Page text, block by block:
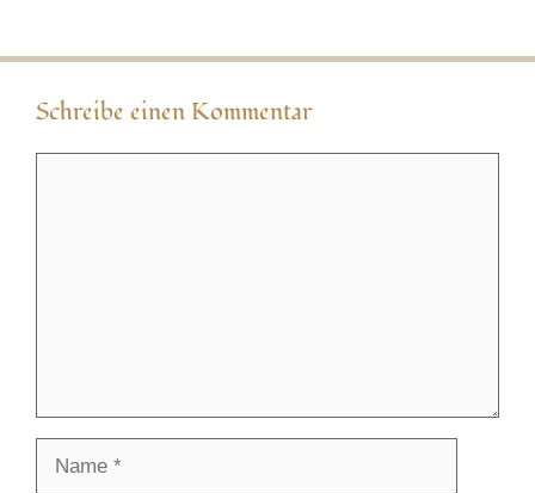
Schreibe einen Kommentar